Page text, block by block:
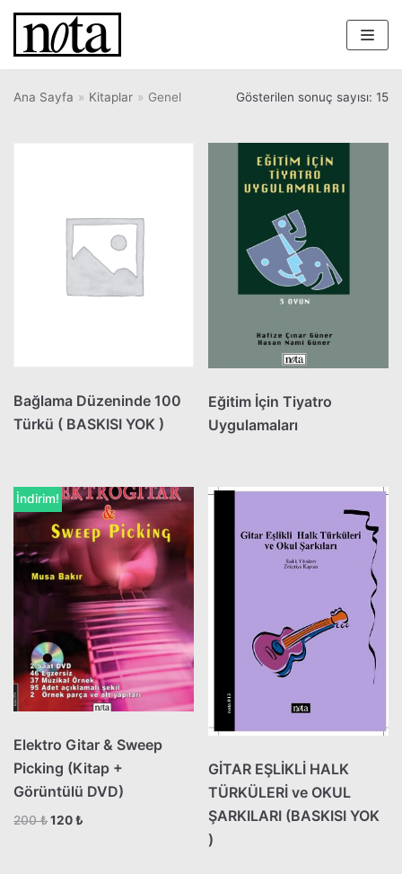
İçeriğe
geç
Ana Sayfa » Kitaplar » Genel Gösterilen sonuç sayısı: 15
Bağlama Düzeninde 100
Türkü ( BASKISI YOK )
Eğitim İçin Tiyatro
Uygulamaları
İndirim!
Elektro Gitar & Sweep
Picking (Kitap +
Görüntülü DVD)
200₺120₺
GİTAR EŞLİKLİ HALK
TÜRKÜLERİ ve OKUL
ŞARKILARI (BASKISI YOK
)